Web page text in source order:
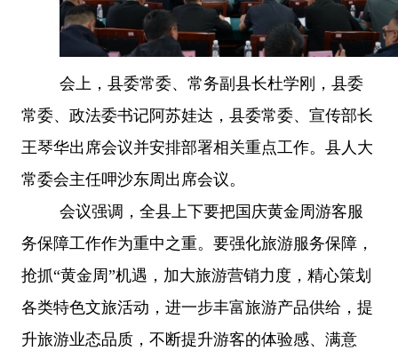
会上，县委常委、常务副县长杜学刚，县委
常委、政法委书记阿苏娃达，县委常委、宣传部长
王琴华出席会议并安排部署相关重点工作。县人大
常委会主任呷沙东周出席会议。
会议强调，全县上下要把国庆黄金周游客服
务保障工作作为重中之重。要强化旅游服务保障，
抢抓“黄金周”机遇，加大旅游营销力度，精心策划
各类特色文旅活动，进一步丰富旅游产品供给，提
升旅游业态品质，不断提升游客的体验感、满意